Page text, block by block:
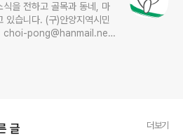
식을 전하고 골목과 동네, 마
: choi-pong@hanmail.net
글 더보기